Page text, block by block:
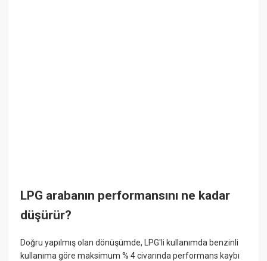
LPG arabanın performansını ne kadar
düşürür?
Doğru yapılmış olan dönüşümde, LPG'li kullanımda benzinli
kullanıma göre maksimum % 4 civarında performans kaybı